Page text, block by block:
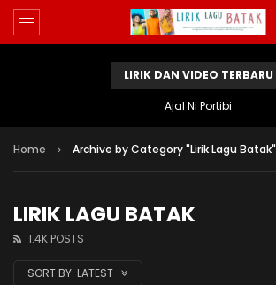
LIRIK DAN VIDEO TERBARU
Ajal Ni Portibi
Home Archive by Category "Lirik Lagu Batak"
LIRIK LAGU BATAK
1.4K POSTS
SORT BY: LATEST